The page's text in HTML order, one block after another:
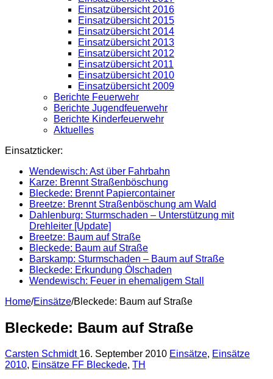
Einsatzübersicht 2016
Einsatzübersicht 2015
Einsatzübersicht 2014
Einsatzübersicht 2013
Einsatzübersicht 2012
Einsatzübersicht 2011
Einsatzübersicht 2010
Einsatzübersicht 2009
Berichte Feuerwehr
Berichte Jugendfeuerwehr
Berichte Kinderfeuerwehr
Aktuelles
Einsatzticker:
Wendewisch: Ast über Fahrbahn
Karze: Brennt Straßenböschung
Bleckede: Brennt Papiercontainer
Breetze: Brennt Straßenböschung am Wald
Dahlenburg: Sturmschaden – Unterstützung mit
Drehleiter [Update]
Breetze: Baum auf Straße
Bleckede: Baum auf Straße
Barskamp: Sturmschaden – Baum auf Straße
Bleckede: Erkundung Ölschaden
Wendewisch: Feuer in ehemaligem Stall
Home/Einsätze/Bleckede: Baum auf Straße
Bleckede: Baum auf Straße
Carsten Schmidt 16. September 2010 Einsätze, Einsätze
2010, Einsätze FF Bleckede, TH